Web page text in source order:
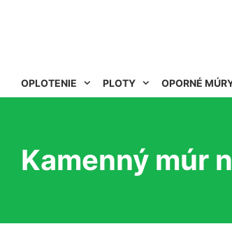
OPLOTENIE PLOTY OPORNÉ
Kamenný múr